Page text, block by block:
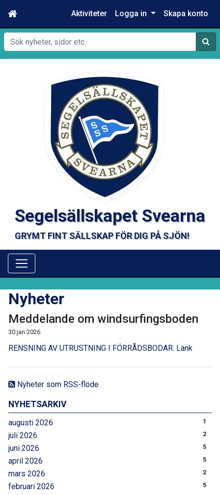
Aktiviteter Logga in Skapa konto
Sök
Segelsällskapet Svearna
GRYMT FINT SÄLLSKAP FÖR DIG PÅ SJÖN!
Nyheter som RSS-flöde
NYHETSARKIV
augusti 2026 1
juli 2026 2
juni 2026 5
april 2026 5
mars 2026 2
februari 2026 5
Nyheter
Meddelande om windsurfingsboden
30 jan 2026
RENSNING AV UTRUSTNING I FÖRRÅDSBODAR. Länk